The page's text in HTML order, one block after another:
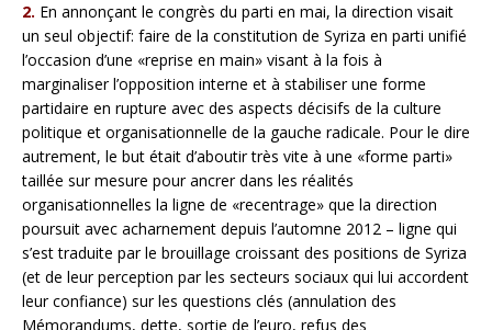
2. En annonçant le congrès du parti en mai, la direction visait
un seul objectif: faire de la constitution de Syriza en parti unifié
l’occasion d’une «reprise en main» visant à la fois à
marginaliser l’opposition interne et à stabiliser une forme
partidaire en rupture avec des aspects décisifs de la culture
politique et organisationnelle de la gauche radicale. Pour le dire
autrement, le but était d’aboutir très vite à une «forme parti»
taillée sur mesure pour ancrer dans les réalités
organisationnelles la ligne de «recentrage» que la direction
poursuit avec acharnement depuis l’automne 2012 – ligne qui
s’est traduite par le brouillage croissant des positions de Syriza
(et de leur perception par les secteurs sociaux qui lui accordent
leur confiance) sur les questions clés (annulation des
Mémorandums, dette, sortie de l’euro, refus des